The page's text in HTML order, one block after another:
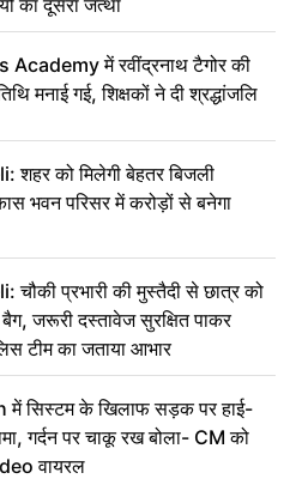
का दूसरा जत्था
में रवींद्रनाथ टैगोर की
मनाई गई, शिक्षकों ने दी श्रद्धांजलि
शहर को मिलेगी बेहतर बिजली
भवन परिसर में करोड़ों से बनेगा
चौकी प्रभारी की मुस्तैदी से छात्र को
बैग, जरूरी दस्तावेज सुरक्षित पाकर
टीम का जताया आभार
में सिस्टम के खिलाफ सड़क पर हाई-
गर्दन पर चाकू रख बोला- CM को
वायरल